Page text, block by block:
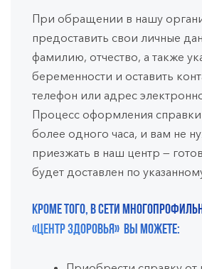
При обращении в нашу
предоставить свои личные
фамилию, отчество, а также
беременности и оставить
телефон или адрес
Процесс оформления справки
более одного часа, и вам не
приезжать в наш центр —
будет доставлен по
Кроме того, в сети
«Центр Здоровья» вы можете: